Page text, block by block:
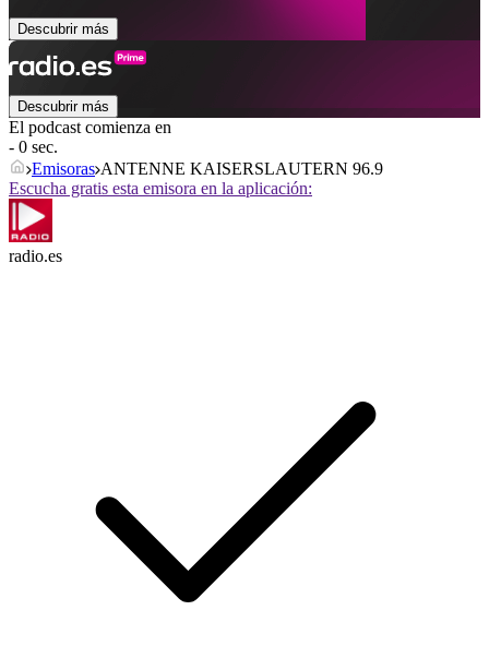
Descubrir más
Descubrir más
El podcast comienza en
- 0 sec.
Emisoras ANTENNE KAISERSLAUTERN 96.9
Escucha gratis esta emisora en la aplicación:
radio.es